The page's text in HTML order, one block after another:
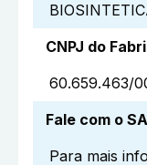
CNPJ do
60.659.463/
Fale com o
Para mais